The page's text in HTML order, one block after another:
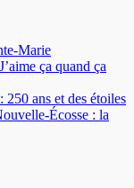
Marie
ça quand ça
ans et des étoiles
Écosse : la